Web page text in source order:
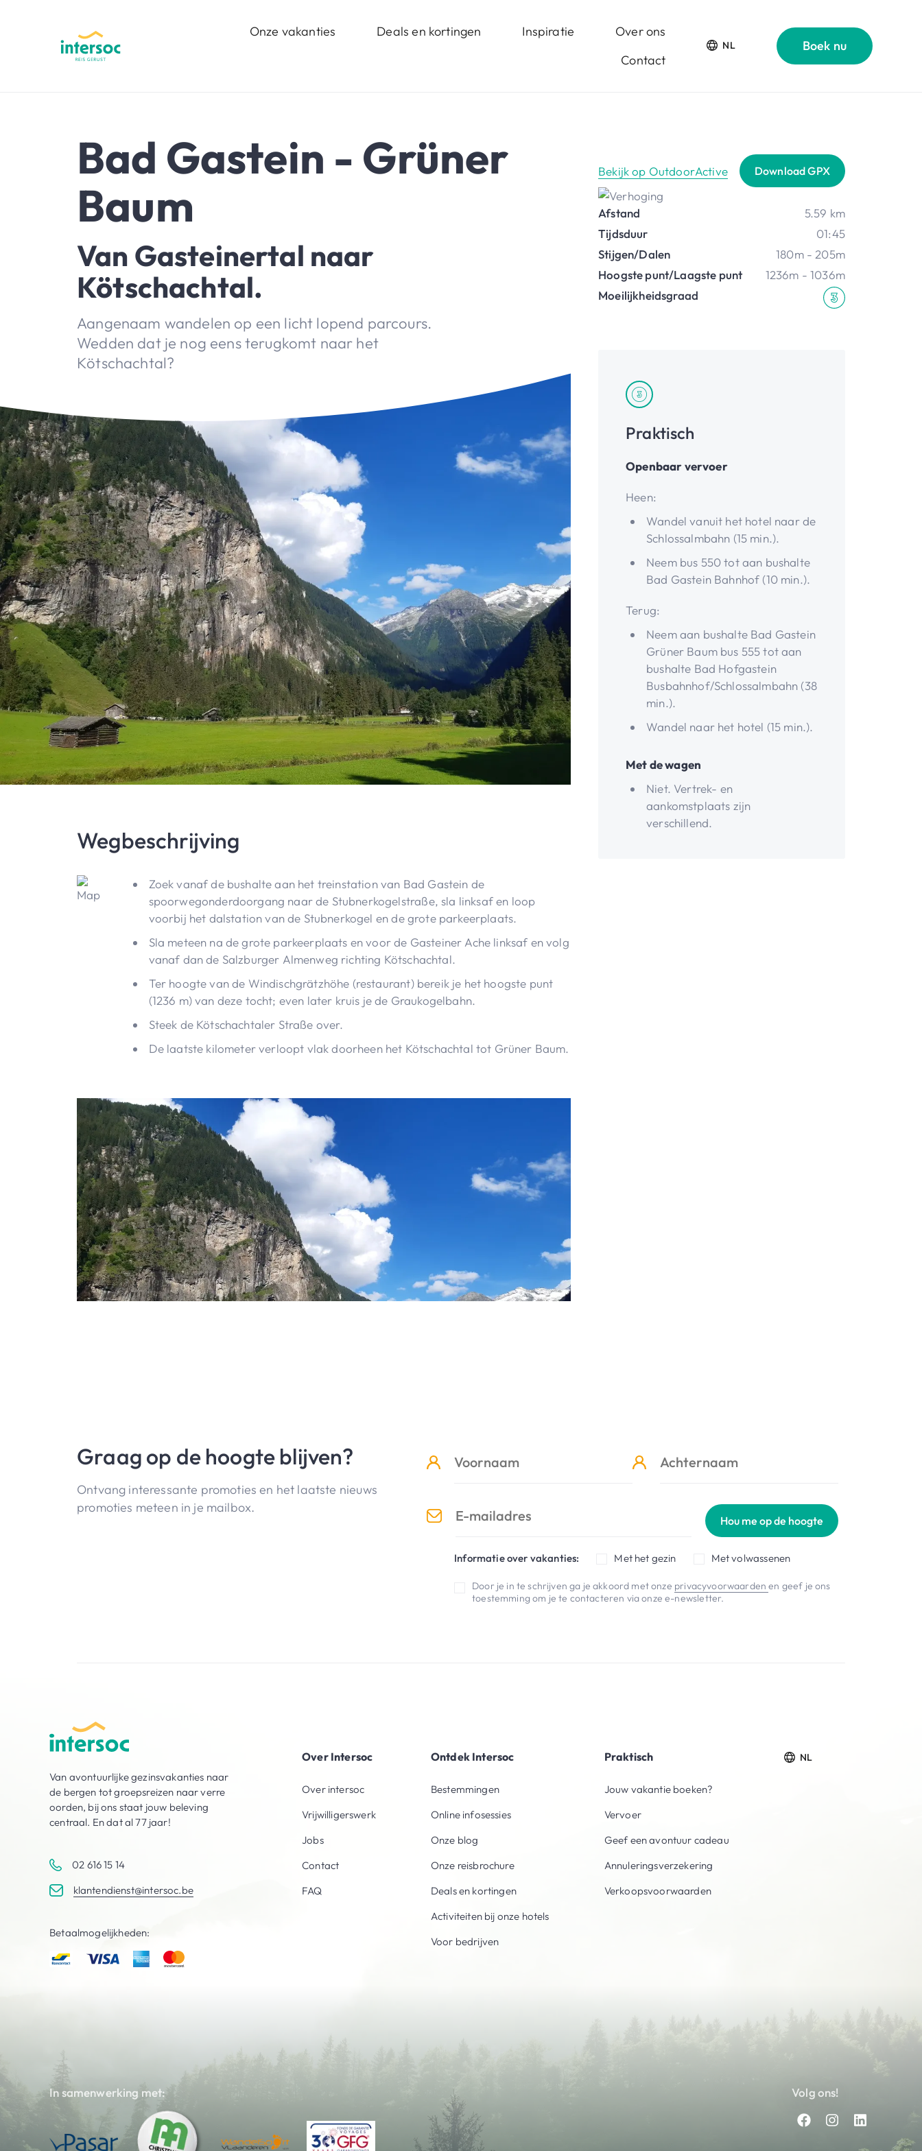
Onze vakanties Deals en kortingen Inspiratie
Over ons
Contact
NL Boek nu
Bad Gastein - Grüner
Baum
Van Gasteinertal naar
Kötschachtal.
Aangenaam wandelen op een licht lopend parcours.
Wedden dat je nog eens terugkomt naar het
Kötschachtal?
Wegbeschrijving
Zoek vanaf de bushalte aan het treinstation van Bad Gastein de
spoorwegonderdoorgang naar de Stubnerkogelstraße, sla linksaf en loop
voorbij het dalstation van de Stubnerkogel en de grote parkeerplaats.
Sla meteen na de grote parkeerplaats en voor de Gasteiner Ache linksaf en volg
vanaf dan de Salzburger Almenweg richting Kötschachtal.
Ter hoogte van de Windischgrätzhöhe (restaurant) bereik je het hoogste punt
(1236 m) van deze tocht; even later kruis je de Graukogelbahn.
Steek de Kötschachtaler Straße over.
De laatste kilometer verloopt vlak doorheen het Kötschachtal tot Grüner Baum.
Bekijk op OutdoorActive Download GPX
Afstand
5.59 km
Tijdsduur
01:45
Stijgen/Dalen
180m - 205m
Hoogste punt/Laagste punt
1236m - 1036m
Moeilijkheidsgraad
Praktisch
Openbaar vervoer
Heen:
Wandel vanuit het hotel naar de
Schlossalmbahn (15 min.).
Neem bus 550 tot aan bushalte
Bad Gastein Bahnhof (10 min.).
Terug:
Neem aan bushalte Bad Gastein
Grüner Baum bus 555 tot aan
bushalte Bad Hofgastein
Busbahnhof/Schlossalmbahn (38
min.).
Wandel naar het hotel (15 min.).
Met de wagen
Niet. Vertrek- en
aankomstplaats zijn
verschillend.
Graag op de hoogte blijven?
Ontvang interessante promoties en het laatste nieuws
promoties meteen in je mailbox.
Hou me op de hoogte
Informatie over vakanties: Met het gezin Met volwassenen
Door je in te schrijven ga je akkoord met onze privacyvoorwaardenen geef je ons
toestemming om je te contacteren via onze e-newsletter.
Van avontuurlijke gezinsvakanties naar
de bergen tot groepsreizen naar verre
oorden, bij ons staat jouw beleving
centraal. En dat al 77 jaar!
02 616 15 14
klantendienst@intersoc.be
Betaalmogelijkheden:
Over Intersoc
Over intersoc
Vrijwilligerswerk
Jobs
Contact
FAQ
Ontdek Intersoc
Bestemmingen
Online infosessies
Onze blog
Onze reisbrochure
Deals en kortingen
Activiteiten bij onze hotels
Voor bedrijven
Praktisch
Jouw vakantie boeken?
Vervoer
Geef een avontuur cadeau
Annuleringsverzekering
Verkoopsvoorwaarden
NL
In samenwerking met: Volg ons!